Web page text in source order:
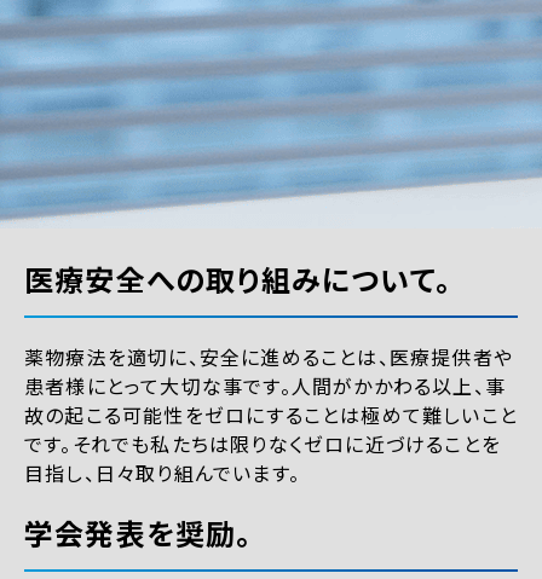
医療安全への取り組みについて。
薬物療法を適切に、安全に進めることは、医療提供者や
患者様にとって大切な事です。人間がかかわる以上、事
故の起こる可能性をゼロにすることは極めて難しいこと
です。それでも私たちは限りなくゼロに近づけることを
目指し、日々取り組んでいます。
学会発表を奨励。